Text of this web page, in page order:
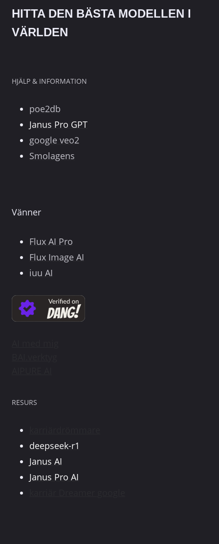
HITTA DEN BÄSTA MODELLEN I
VÄRLDEN
HJÄLP & INFORMATION
poe2db
Janus Pro GPT
google veo2
Smolagens
Vänner
Flux AI Pro
Flux Image AI
iuu AI
RESURS
deepseek-r1
Janus AI
Janus Pro AI